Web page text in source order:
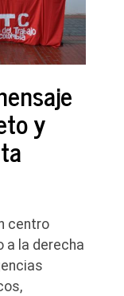
y
centro
a la derecha